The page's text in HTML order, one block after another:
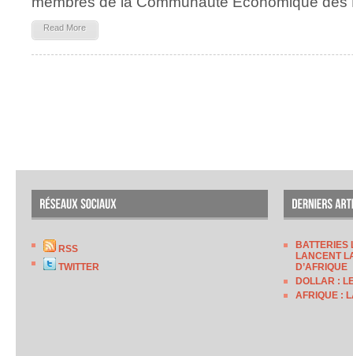
Read More
RSS
TWITTER
BATTERIES
LANCENT
D’AFRIQUE
DOLLAR :
AFRIQUE :